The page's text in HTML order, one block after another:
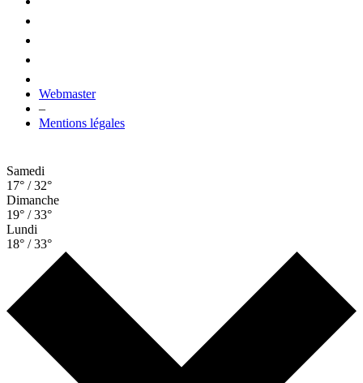
Webmaster
–
Mentions légales
Samedi
17° / 32°
Dimanche
19° / 33°
Lundi
18° / 33°